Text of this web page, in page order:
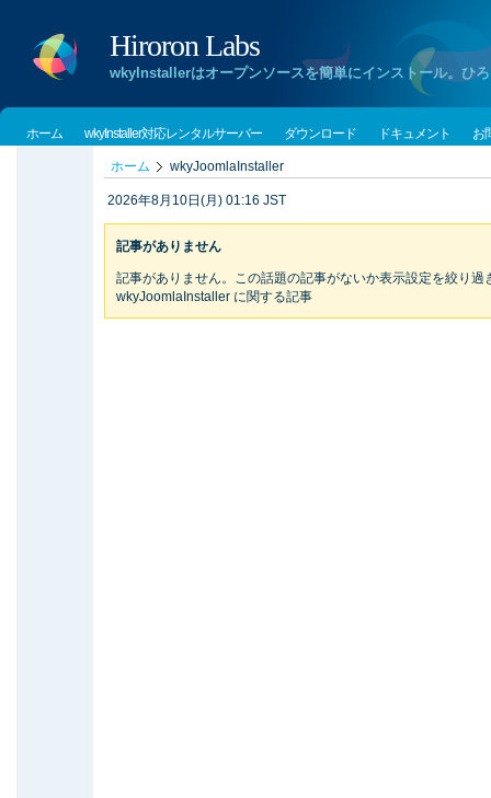
Hiroron Labs
wkyInstallerはオープンソースを簡単にインストール。ひ
ホーム wkyInstaller対応レンタルサーバー ダウンロード ドキュメント お
ホーム wkyJoomlaInstaller
2026年8月10日(月) 01:16 JST
記事がありません
記事がありません。この話題の記事がないか表示設定を絞り過
wkyJoomlaInstaller に関する記事